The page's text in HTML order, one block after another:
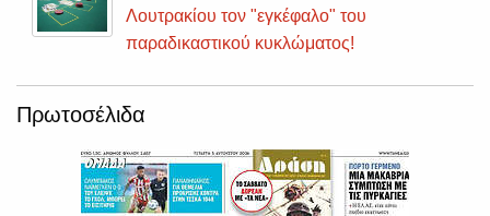
Λουτρακίου τον "εγκέφαλο" του
παραδικαστικού κυκλώματος!
Πρωτοσέλιδα